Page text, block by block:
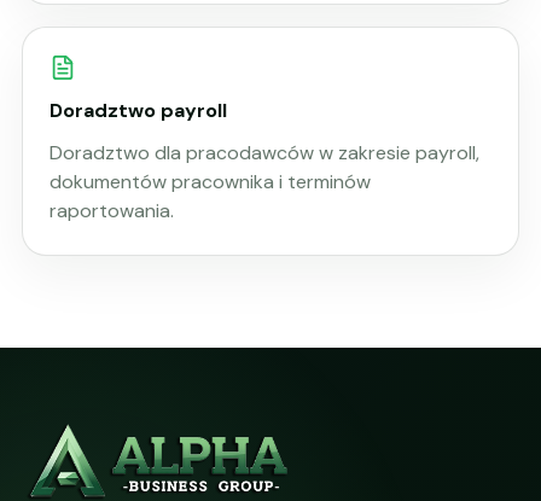
Doradztwo payroll
Doradztwo dla pracodawców w zakresie payroll,
dokumentów pracownika i terminów
raportowania.